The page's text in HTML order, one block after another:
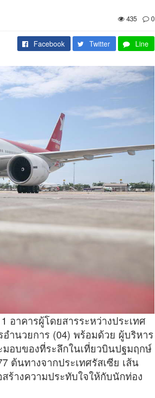
435 0
Facebook Twitter Line
อาคารผู้โดยสารระหว่างประเทศ
ำนวยการ (04) พร้อมด้วย ผู้บริหาร
อบของที่ระลึกในเที่ยวบินปฐมฤกษ์
ต้นทางจากประเทศรัสเซีย เส้น
สร้างความประทับใจให้กับนักท่อง